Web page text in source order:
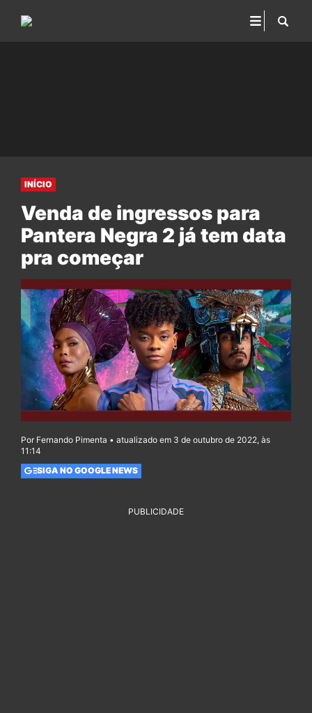
INÍCIO
Venda de ingressos para
Pantera Negra 2 já tem data
pra começar
Por Fernando Pimenta • atualizado em 3 de outubro de 2022, às
11:14
SIGA NO GOOGLE NEWS
PUBLICIDADE